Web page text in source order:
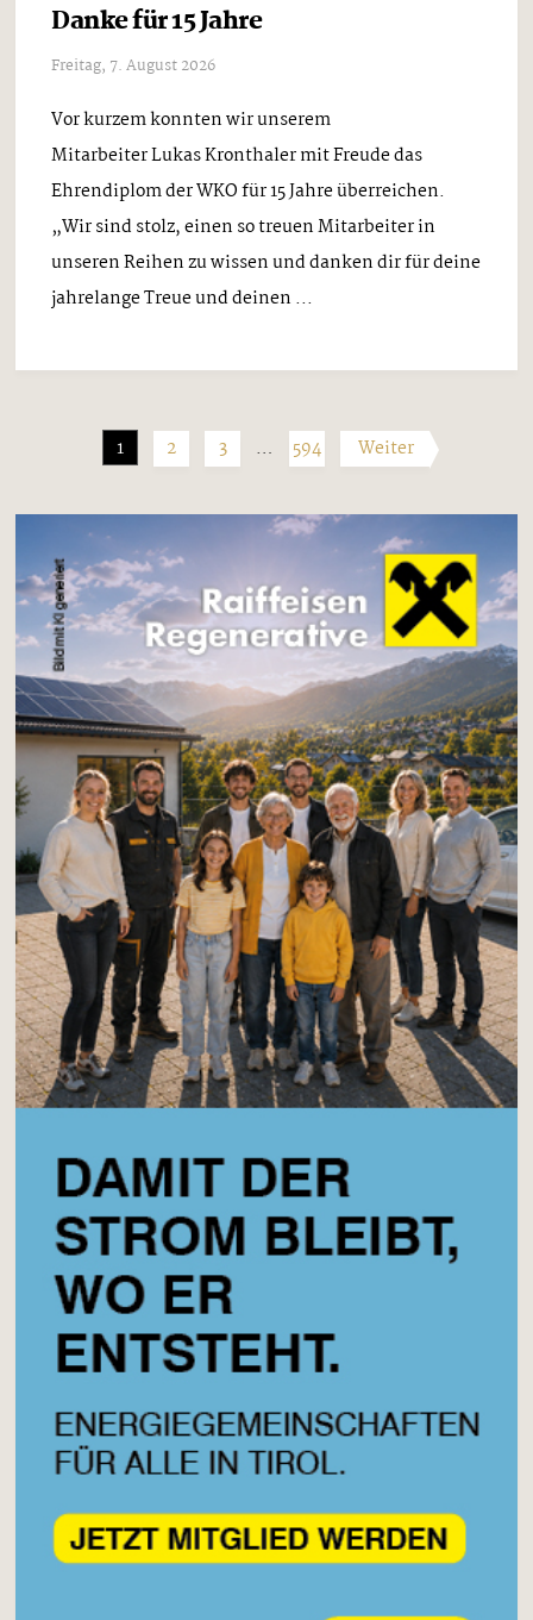
Danke für 15 Jahre
Freitag, 7. August 2026
Vor kurzem konnten wir unserem
Mitarbeiter Lukas Kronthaler mit Freude das
Ehrendiplom der WKO für 15 Jahre überreichen.
„Wir sind stolz, einen so treuen Mitarbeiter in
unseren Reihen zu wissen und danken dir für deine
jahrelange Treue und deinen ...
1 2 3 … 594 Weiter